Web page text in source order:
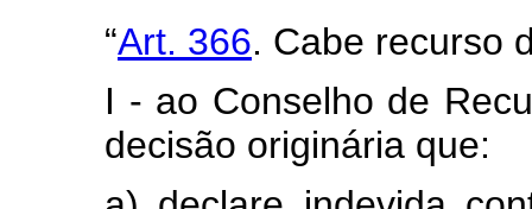
“Art. 366. Cabe recurso
I - ao Conselho de
decisão originária que: